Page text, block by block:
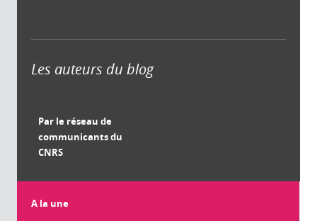
Les auteurs du blog
Par le réseau de
communicants du
CNRS
A la une